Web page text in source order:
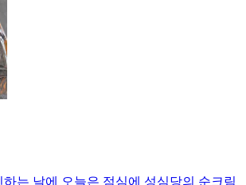
는 날에 오늘은 점심에 성심당의 순크림